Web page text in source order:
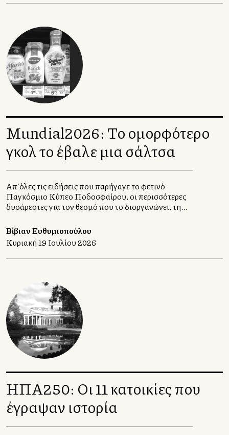
Mundial2026: Το ομορφότερο
γκολ το έβαλε μια σάλτσα
Απ'όλες τις ειδήσεις που παρήγαγε το φετινό
Παγκόσμιο Κύπελλο Ποδοσφαίρου, οι περισσότερες
δυσάρεστες για τον θεσμό που το διοργανώνει, τη
του dressing που έγινε σοσιαλμηντιακό φαινόμενο
και προκάλεσε στους φίλαθλους από συγκίνηση
μέχρι κομφούζιο στα αμερικανικά διεθνή
αεροδρόμια.
Βίβιαν Ευθυμιοπούλου
Κυριακή 19 Ιουλίου 2026
ΗΠΑ250: Οι 11 κατοικίες που
έγραψαν ιστορία